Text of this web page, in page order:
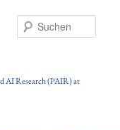
AI Research (PAIR) at